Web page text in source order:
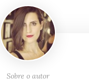
Sobre o autor